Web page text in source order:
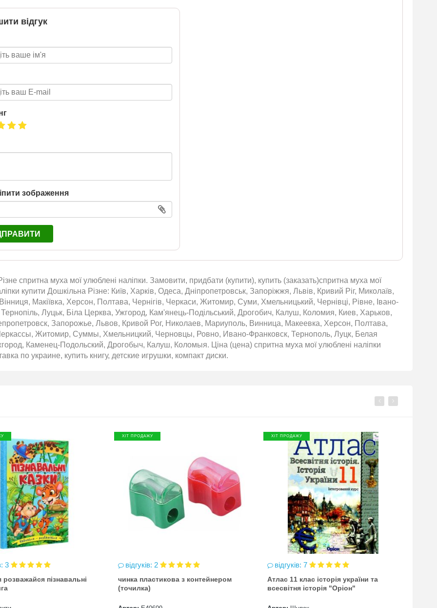
за
відгук
зображення
спритна муха мої улюблені наліпки. Замовити, придбати (купити), купить (заказать)спритна муха мої
купити Дошкільна Різне: Київ, Харків, Одеса, Дніпропетровськ, Запоріжжя, Львів, Кривий Ріг, Миколаїв,
Макіївка, Херсон, Полтава, Чернігів, Черкаси, Житомир, Суми, Хмельницький, Чернівці, Рівне, Івано-
Тернопіль, Луцьк, Біла Церква, Ужгород, Кам'янець-Подільський, Дрогобич, Калуш, Коломия, Киев, Харьков,
Запорожье, Львов, Кривой Рог, Николаев, Мариуполь, Винница, Макеевка, Херсон, Полтава,
Житомир, Суммы, Хмельницкий, Черновцы, Ровно, Ивано-Франковск, Тернополь, Луцк, Белая
Каменец-Подольский, Дрогобыч, Калуш, Коломыя. Ціна (цена) спритна муха мої улюблені наліпки
по украине, купить книгу, детские игрушки, компакт диски.
3
розважайся пізнавальні
ХІТ ПРОДАЖУ
відгуків: 2
чинка пластикова з контейнером
(точилка)
ХІТ ПРОДАЖУ
відгуків: 7
Атлас 11 клас історія україни та
всесвітня історія "Оріон"